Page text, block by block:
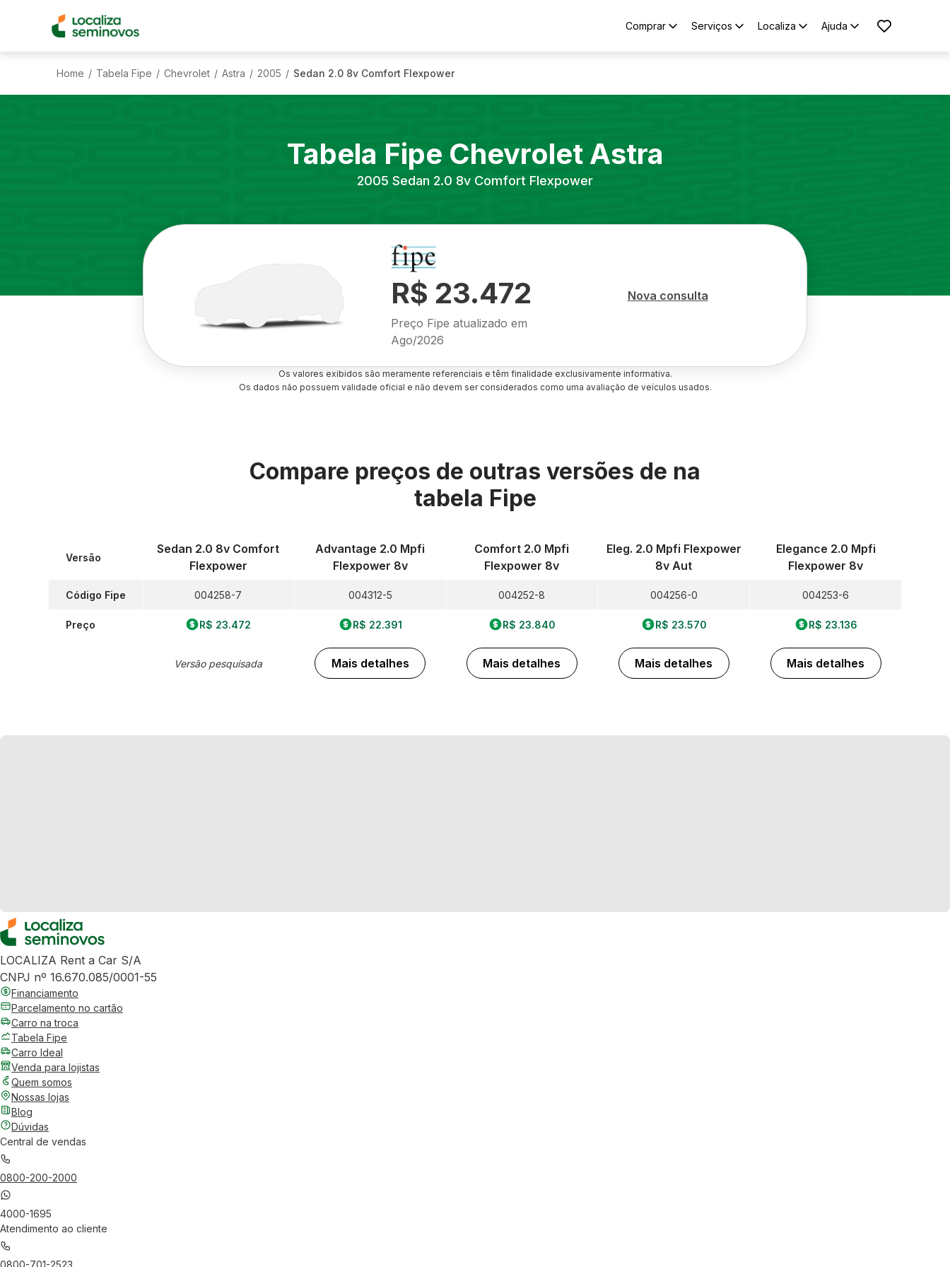
Comprar Serviços Localiza Ajuda
Home / Tabela Fipe / Chevrolet / Astra / 2005 / Sedan 2.0 8v Comfort Flexpower
Tabela Fipe Chevrolet Astra
2005 Sedan 2.0 8v Comfort Flexpower
R$ 23.472
Preço Fipe atualizado em
Ago/2026
Nova consulta
Os valores exibidos são meramente referenciais e têm finalidade exclusivamente informativa.
Os dados não possuem validade oficial e não devem ser considerados como uma avaliação de veículos usados.
Compare preços de outras versões de na
tabela Fipe
Versão
Código Fipe
Preço
Sedan 2.0 8v Comfort
Flexpower
004258-7
R$ 23.472
Versão pesquisada
Advantage 2.0 Mpfi
Flexpower 8v
004312-5
R$ 22.391
Mais detalhes
Comfort 2.0 Mpfi
Flexpower 8v
004252-8
R$ 23.840
Mais detalhes
Eleg. 2.0 Mpfi Flexpower
8v Aut
004256-0
R$ 23.570
Mais detalhes
Elegance 2.0 Mpfi
Flexpower 8v
004253-6
R$ 23.136
Mais detalhes
LOCALIZA Rent a Car S/A
CNPJ nº 16.670.085/0001-55
Financiamento
Parcelamento no cartão
Carro na troca
Tabela Fipe
Carro Ideal
Venda para lojistas
Quem somos
Nossas lojas
Blog
Dúvidas
Central de vendas
0800-200-2000
4000-1695
Atendimento ao cliente
0800-701-2523